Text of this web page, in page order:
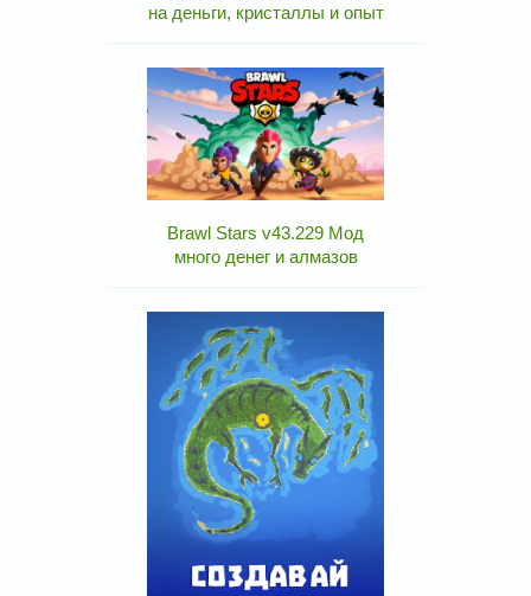
на деньги, кристаллы и опыт
Brawl Stars v43.229 Мод
много денег и алмазов